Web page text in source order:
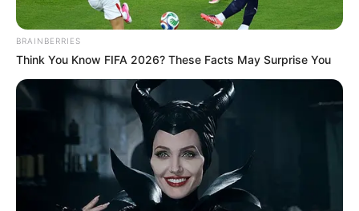
den verschiedenfarbig blühenden Seerosen eine
Attraktion. Informationen unterwww.gg-online.de/ht
ml/rosengarten.htm
Europäische Weltraumorganisation ESA mit
Satelliten-Kontrollzentrum ESOC - Führung durch
die ESA (European Space Agency - Europäische
Weltraumorganisation) mit Besichtigung des ESOC
(European Space Operations Centre - Europäisches
Satelliten-Kontrollzentrum). Informationen unter
w.gg-online.de/html/esa_esoc.htm
. Eingetragen von
BRAINBERRIES
Think You Know FIFA 2026? These Facts May Surprise You